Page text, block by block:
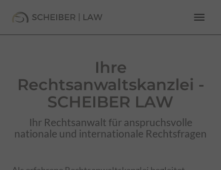
menu
Ihre
Rechtsanwaltskanzlei -
SCHEIBER LAW
Ihr Rechtsanwalt für anspruchsvolle
nationale und internationale Rechtsfragen